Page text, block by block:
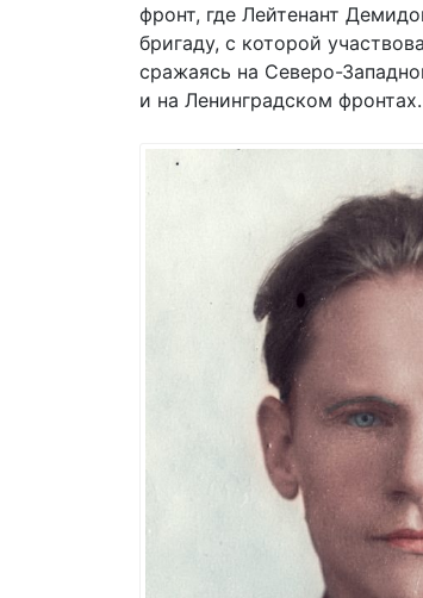
фронт, где Лейтенант
бригаду, с которой
сражаясь на Северо-
и на Ленинградском фронтах.